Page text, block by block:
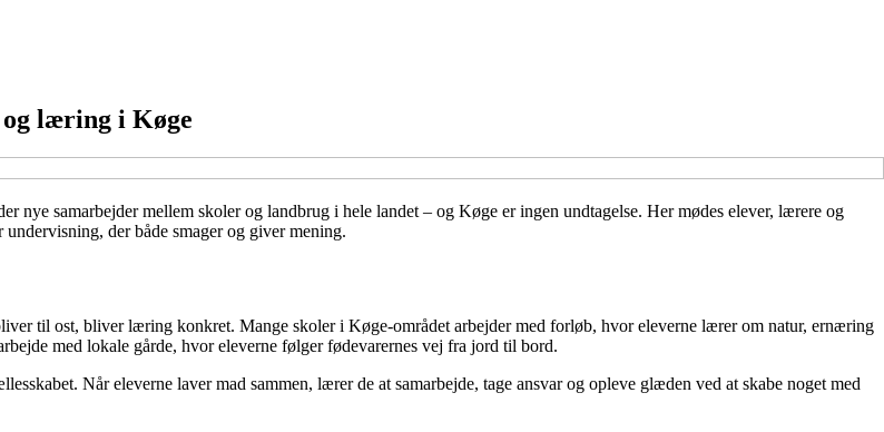
og læring i Køge
samarbejder mellem skoler og landbrug i hele landet – og Køge er ingen undtagelse. Her mødes elever, lærere og
der både smager og giver mening.
til ost, bliver læring konkret. Mange skoler i Køge-området arbejder med forløb, hvor eleverne lærer om natur, ernæring
med lokale gårde, hvor eleverne følger fødevarernes vej fra jord til bord.
Når eleverne laver mad sammen, lærer de at samarbejde, tage ansvar og opleve glæden ved at skabe noget med